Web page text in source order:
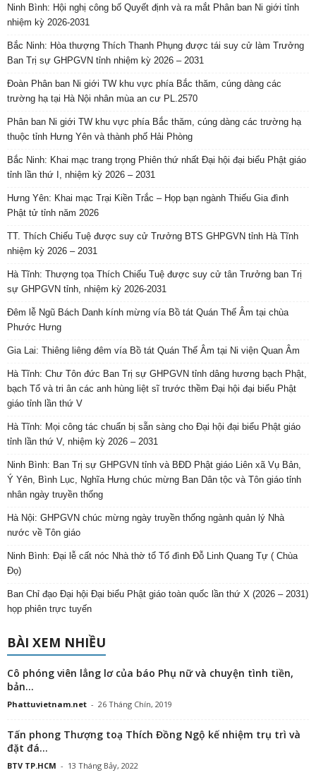
Ninh Bình: Hội nghị công bố Quyết định và ra mắt Phân ban Ni giới tỉnh
nhiệm kỳ 2026-2031
Bắc Ninh: Hòa thượng Thích Thanh Phụng được tái suy cử làm Trưởng
Ban Trị sự GHPGVN tỉnh nhiệm kỳ 2026 – 2031
Đoàn Phân ban Ni giới TW khu vực phía Bắc thăm, cúng dàng các
trường hạ tại Hà Nội nhân mùa an cư PL.2570
Phân ban Ni giới TW khu vực phía Bắc thăm, cúng dàng các trường hạ
thuộc tỉnh Hưng Yên và thành phố Hải Phòng
Bắc Ninh: Khai mạc trang trọng Phiên thứ nhất Đại hội đại biểu Phật giáo
tỉnh lần thứ I, nhiệm kỳ 2026 – 2031
Hưng Yên: Khai mạc Trại Kiền Trắc – Họp bạn ngành Thiếu Gia đình
Phật tử tỉnh năm 2026
TT. Thích Chiếu Tuệ được suy cử Trưởng BTS GHPGVN tỉnh Hà Tĩnh
nhiệm kỳ 2026 – 2031
Hà Tĩnh: Thượng tọa Thích Chiếu Tuệ được suy cử tân Trưởng ban Trị
sự GHPGVN tỉnh, nhiệm kỳ 2026-2031
Đêm lễ Ngũ Bách Danh kính mừng vía Bồ tát Quán Thế Âm tại chùa
Phước Hưng
Gia Lai: Thiêng liêng đêm vía Bồ tát Quán Thế Âm tại Ni viện Quan Âm
Hà Tĩnh: Chư Tôn đức Ban Trị sự GHPGVN tỉnh dâng hương bạch Phật,
bạch Tổ và tri ân các anh hùng liệt sĩ trước thềm Đại hội đại biểu Phật
giáo tỉnh lần thứ V
Hà Tĩnh: Mọi công tác chuẩn bị sẵn sàng cho Đại hội đại biểu Phật giáo
tỉnh lần thứ V, nhiệm kỳ 2026 – 2031
Ninh Bình: Ban Trị sự GHPGVN tỉnh và BĐD Phật giáo Liên xã Vụ Bản,
Ý Yên, Bình Lục, Nghĩa Hưng chúc mừng Ban Dân tộc và Tôn giáo tỉnh
nhân ngày truyền thống
Hà Nội: GHPGVN chúc mừng ngày truyền thống ngành quản lý Nhà
nước về Tôn giáo
Ninh Bình: Đại lễ cất nóc Nhà thờ tổ Tổ đình Đỗ Linh Quang Tự ( Chùa
Đọ)
Ban Chỉ đạo Đại hội Đại biểu Phật giáo toàn quốc lần thứ X (2026 – 2031)
họp phiên trực tuyến
BÀI XEM NHIỀU
Cô phóng viên lẳng lơ của báo Phụ nữ và chuyện tình tiền,
bản...
Phattuvietnam.net - 26 Tháng Chín, 2019
Tấn phong Thượng toạ Thích Đồng Ngộ kế nhiệm trụ trì và
đặt đá...
BTV TP.HCM - 13 Tháng Bảy, 2022